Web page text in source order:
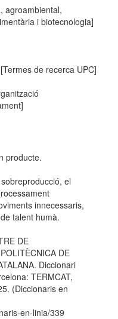
agroambiental,
i biotecnologia]
[Termes de recerca UPC]
producte.
el
innecessaris,
talent humà.
DE
DE
Diccionari
TERMCAT,
(Diccionaris en
en-linia/339